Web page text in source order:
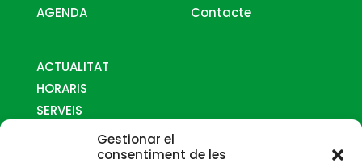
Gestionar el
consentiment de les
AGENDA
Contacte
ACTUALITAT
HORARIS
SERVEIS
COM ARRIBAR-HI